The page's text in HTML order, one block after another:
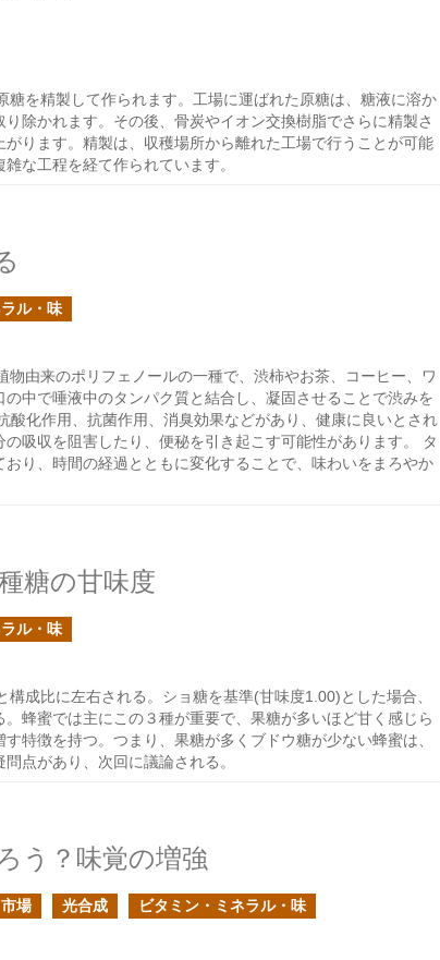
糖を精製して作られます。工場に運ばれた原糖は、糖液に溶か
除かれます。その後、骨炭やイオン交換樹脂でさらに精製さ
ります。精製は、収穫場所から離れた工場で行うことが可能
な工程を経て作られています。
ル・味
由来のポリフェノールの一種で、渋柿やお茶、コーヒー、ワ
中で唾液中のタンパク質と結合し、凝固させることで渋みを
酸化作用、抗菌作用、消臭効果などがあり、健康に良いとされ
吸収を阻害したり、便秘を引き起こす可能性があります。 タ
り、時間の経過とともに変化することで、味わいをまろやか
糖の甘味度
ル・味
成比に左右される。ショ糖を基準(甘味度1.00)とした場合、
蜂蜜では主にこの３種が重要で、果糖が多いほど甘く感じら
特徴を持つ。つまり、果糖が多くブドウ糖が少ない蜂蜜は、
点があり、次回に議論される。
う？味覚の増強
市場 光合成 ビタミン・ミネラル・味